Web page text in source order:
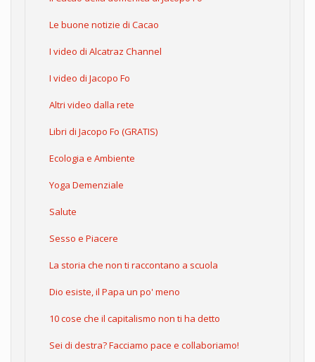
Le buone notizie di Cacao
I video di Alcatraz Channel
I video di Jacopo Fo
Altri video dalla rete
Libri di Jacopo Fo (GRATIS)
Ecologia e Ambiente
Yoga Demenziale
Salute
Sesso e Piacere
La storia che non ti raccontano a scuola
Dio esiste, il Papa un po' meno
10 cose che il capitalismo non ti ha detto
Sei di destra? Facciamo pace e collaboriamo!